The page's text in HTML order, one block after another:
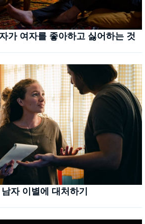
가 여자를 좋아하고 싫어하는 것
자 이별에 대처하기